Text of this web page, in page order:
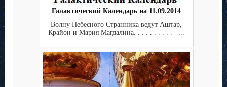
Галактический Календарь на 11.09.2014
Волну Небесного Странника ведут Аштар,
Крайон и Мария Магдалина. . . . . . . . . . ...